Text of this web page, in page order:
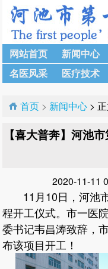
网站首页 新闻中心
名医风采
医疗技术
首页 > 新闻中心 >
【喜大普奔】河池
2020-11-11
11月10日，河池市
程开工仪式。市一医
委书记韦昌涛致辞，
布该项目开工！